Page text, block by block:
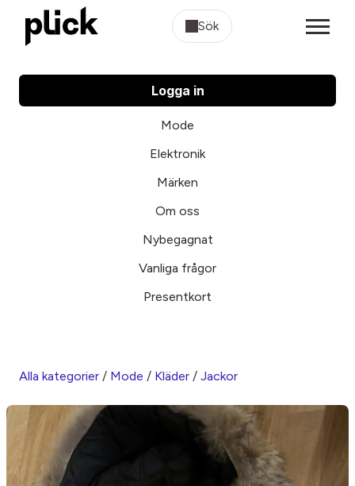
Sök
Logga in
Mode
Elektronik
Märken
Om oss
Nybegagnat
Vanliga frågor
Presentkort
Alla kategorier / Mode / Kläder / Jackor